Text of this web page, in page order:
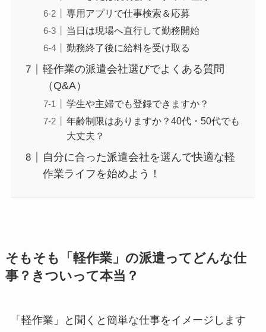
専用アプリで仕事検索＆応募
当日は現場へ直行して勤務開始
勤務終了後に給料を受け取る
軽作業の派遣会社選びでよくある質問
（Q&A）
学生や主婦でも登録できますか？
年齢制限はありますか？40代・50代でも
大丈夫？
自分に合った派遣会社を選んで快適な軽
作業ライフを始めよう！
そもそも「軽作業」の派遣ってどんな仕
事？きついって本当？
「軽作業」と聞くと簡単な仕事をイメージします